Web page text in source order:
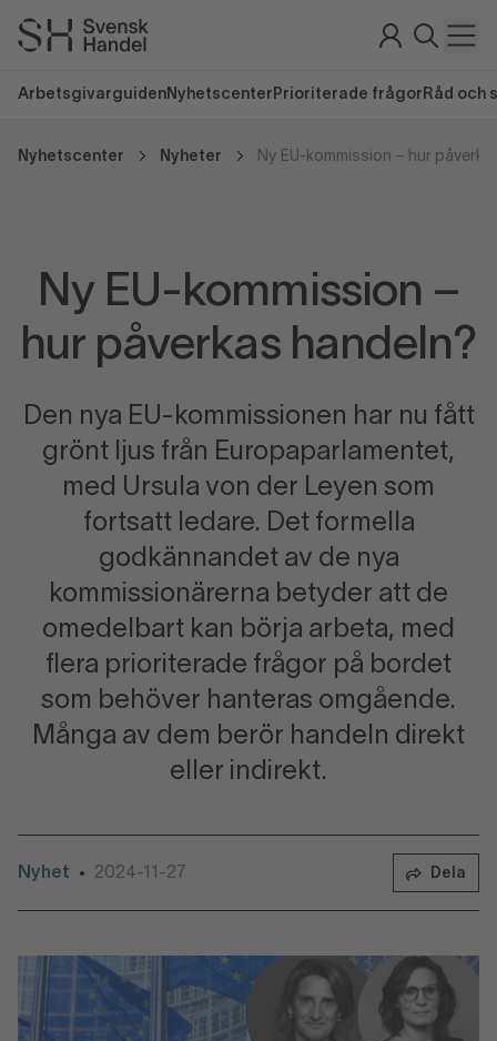
Arbetsgivarguiden Nyhetscenter Prioriterade frågor Råd och
Nyhetscenter Nyheter Ny EU-kommission – hur
Ny EU-kommission –
hur påverkas handeln?
Den nya EU-kommissionen har nu fått
grönt ljus från Europaparlamentet,
med Ursula von der Leyen som
fortsatt ledare. Det formella
godkännandet av de nya
kommissionärerna betyder att de
omedelbart kan börja arbeta, med
flera prioriterade frågor på bordet
som behöver hanteras omgående.
Många av dem berör handeln direkt
eller indirekt.
Nyhet • 2024-11-27 Dela